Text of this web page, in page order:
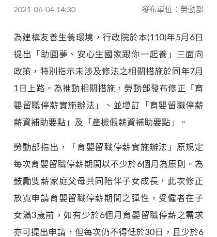
2021-06-04 14:30 發布單位：勞動部
為建構友善生養環境，行政院於本(110)年5月6日
提出「助圓夢、安心生國家跟你一起養」三面向
政策，特別指示未涉及修法之相關措施於同年7月
1日上路。為推動相關措施，勞動部發布修正「育
嬰留職停薪實施辦法」、並增訂「育嬰留職停薪
薪資補助要點」及「產檢假薪資補助要點」。
勞動部指出，「育嬰留職停薪實施辦法」原規定
每次育嬰留職停薪期間以不少於6個月為原則。為
鼓勵雙薪家庭父母共同陪伴子女成長，此次修正
放寬申請育嬰留職停薪期間之彈性，受僱者在子
女滿3歲前，如有少於6個月育嬰留職停薪之需求
亦可提出申請，但每次仍不得低於30日，且少於6